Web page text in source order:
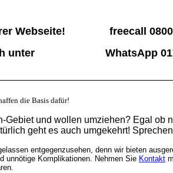
Webseite! freecall 0800/
unter WhatsApp
die Basis dafür!
Gebiet und wollen umziehen? Egal ob
geht es auch umgekehrt!
entgegenzusehen, denn wir bieten
unnötige Komplikationen. Nehmen Sie Kontakt